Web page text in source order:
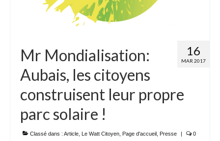
16
MAR 2017
Mr Mondialisation:
Aubais, les citoyens
construisent leur propre
parc solaire !
Classé dans : Article Le Watt Citoyen Page d'accueil Presse | 0